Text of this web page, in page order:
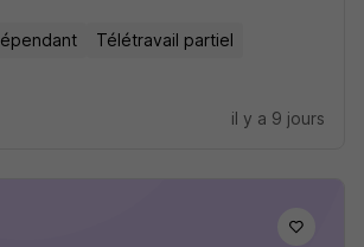
Télétravail partiel
il y a 9 jours